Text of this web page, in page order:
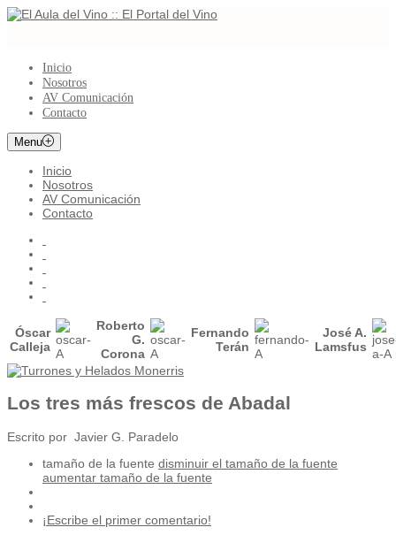
Inicio
Nosotros
AV Comunicación
Contacto
Menu
Inicio
Nosotros
AV Comunicación
Contacto
Óscar
Calleja
Roberto
G.
Corona
Fernando
Terán
José A.
Lamsfus
Los tres más frescos de Abadal
Escrito por Javier G. Paradelo
tamaño de la fuente disminuir el tamaño de la fuente
aumentar tamaño de la fuente
¡Escribe el primer comentario!